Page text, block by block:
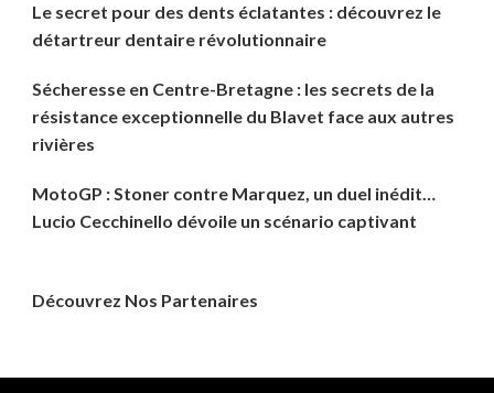
Le secret pour des dents éclatantes : découvrez le
détartreur dentaire révolutionnaire
Sécheresse en Centre-Bretagne : les secrets de la
résistance exceptionnelle du Blavet face aux autres
rivières
MotoGP : Stoner contre Marquez, un duel inédit…
Lucio Cecchinello dévoile un scénario captivant
Découvrez Nos Partenaires